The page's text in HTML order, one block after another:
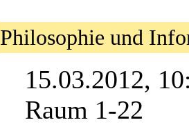
Philosophie und
15.03.2012,
Raum 1-22